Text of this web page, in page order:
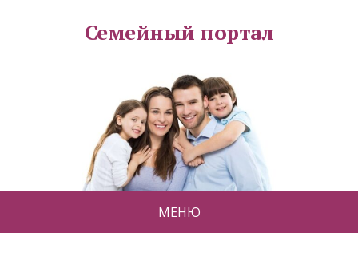
Семейный портал
МЕНЮ